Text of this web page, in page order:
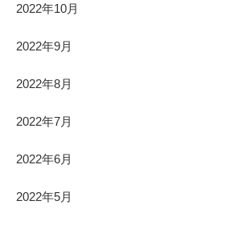
2022年10月
2022年9月
2022年8月
2022年7月
2022年6月
2022年5月